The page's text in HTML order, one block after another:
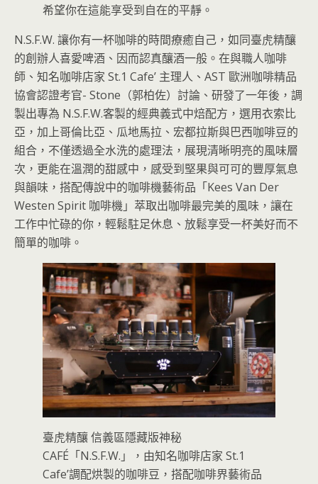
希望你在這能享受到自在的平靜。
N.S.F.W. 讓你有一杯咖啡的時間療癒自己，如同臺虎精釀
的創辦人喜愛啤酒、因而認真釀酒一般。在與職人咖啡
師、知名咖啡店家 St.1 Cafe’ 主理人、AST 歐洲咖啡精品
協會認證考官- Stone（郭柏佐）討論、研發了一年後，調
製出專為 N.S.F.W.客製的經典義式中焙配方，選用衣索比
亞，加上哥倫比亞、瓜地馬拉、宏都拉斯與巴西咖啡豆的
組合，不僅透過全水洗的處理法，展現清晰明亮的風味層
次，更能在溫潤的甜感中，感受到堅果與可可的豐厚氣息
與韻味，搭配傳說中的咖啡機藝術品「Kees Van Der
Westen Spirit 咖啡機」萃取出咖啡最完美的風味，讓在
工作中忙碌的你，輕鬆駐足休息、放鬆享受一杯美好而不
簡單的咖啡。
臺虎精釀 信義區隱藏版神秘
CAFÉ「N.S.F.W.」，由知名咖啡店家 St.1
Cafe’調配烘製的咖啡豆，搭配咖啡界藝術品